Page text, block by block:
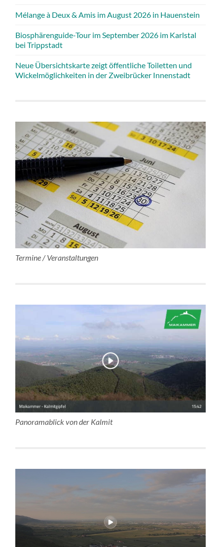
Mélange à Deux & Amis im August 2026 in Hauenstein
Biosphärenguide-Tour im September 2026 im Karlstal
bei Trippstadt
Neue Übersichtskarte zeigt öffentliche Toiletten und
Wickelmöglichkeiten in der Zweibrücker Innenstadt
Termine / Veranstaltungen
Panoramablick von der Kalmit